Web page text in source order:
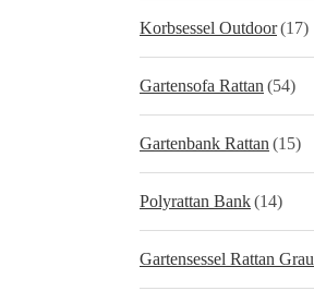
Korbsessel Outdoor(17)
Gartensofa Rattan (54)
Gartenbank Rattan (15)
Polyrattan Bank(14)
Gartensessel Rattan Grau